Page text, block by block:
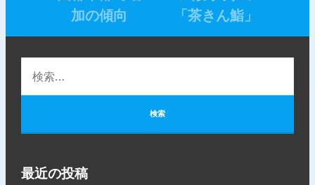
加の傾向
「茶きん鮨」
最近の投稿